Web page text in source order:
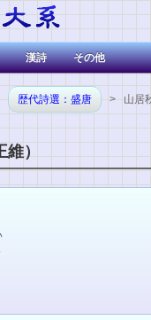
漢詩 その他
歴代詩選：盛唐 > 山居
）